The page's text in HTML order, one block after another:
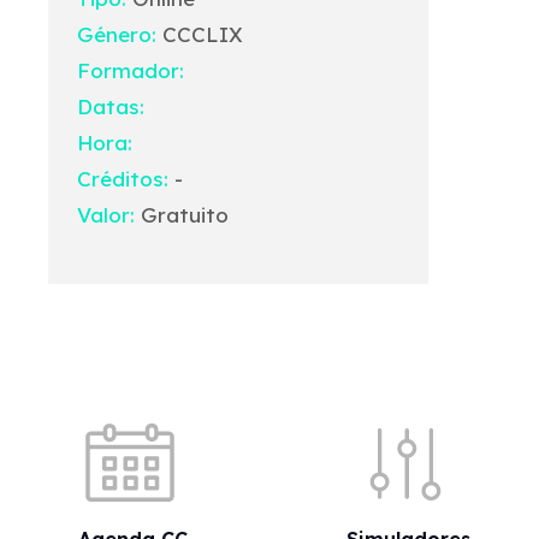
Género: CCCLIX
Formador:
Datas:
Hora:
Créditos: -
Valor: Gratuito